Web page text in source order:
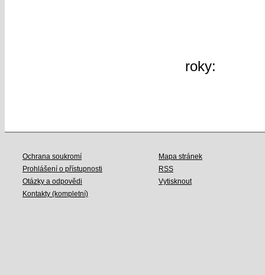
roky:
Ochrana soukromí
Prohlášení o přístupnosti
Otázky a odpovědi
Kontakty (kompletní)
Mapa stránek
RSS
Vytisknout